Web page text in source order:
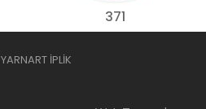
371
İPLİK